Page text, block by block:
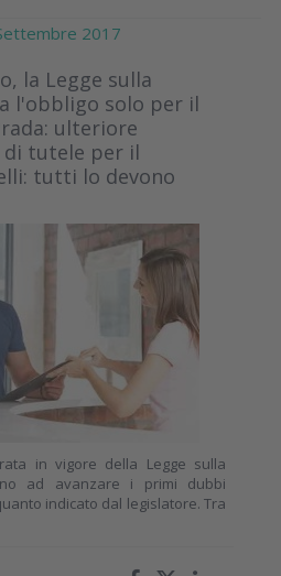
2017
la Legge sulla
l'obbligo solo per il
ulteriore
di tutele per il
tutti lo devono
in vigore della Legge sulla
ad avanzare i primi dubbi
indicato dal legislatore. Tra